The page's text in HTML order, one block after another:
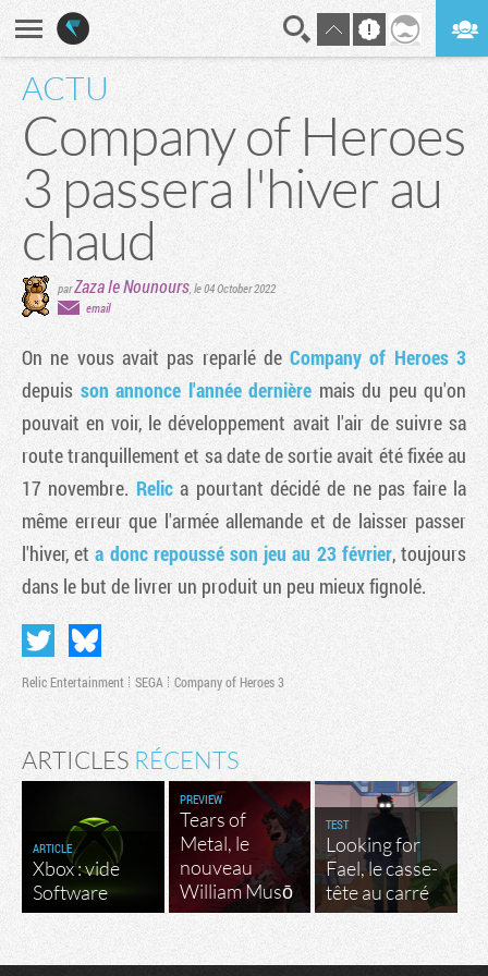
ACTU
Company of Heroes
3 passera l'hiver au
chaud
parZaza le Nounours,le 04 October 2022
email
On ne vous avait pas reparlé deCompany of Heroes 3
depuis son annonce l'année dernière mais du peu qu'on
pouvait en voir, le développement avait l'air de suivre sa
route tranquillement et sa date de sortie avait été fixée au
17 novembre. Relica pourtant décidé de ne pas faire la
même erreur que l'armée allemande et de laisser passer
l'hiver, eta donc repoussé son jeu au 23 février, toujours
dans le but de livrer un produit un peu mieux fignolé.
Relic Entertainment SEGA Company of Heroes 3
ARTICLES RÉCENTS
ARTICLE
Xbox : vide
Software
PREVIEW
Tears of
Metal, le
nouveau
William Musō
TEST
Looking for
Fael, le casse-
tête au carré
Tribune